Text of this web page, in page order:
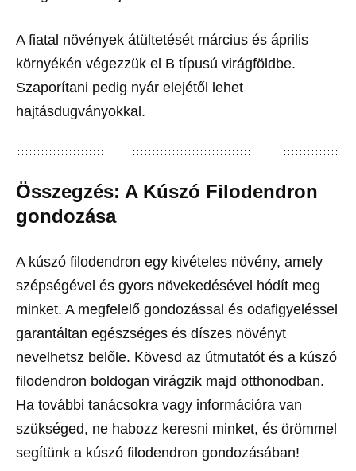
A fiatal növények átültetését március és április
környékén végezzük el B típusú virágföldbe.
Szaporítani pedig nyár elejétől lehet
hajtásdugványokkal.
Összegzés: A Kúszó Filodendron
gondozása
A kúszó filodendron egy kivételes növény, amely
szépségével és gyors növekedésével hódít meg
minket. A megfelelő gondozással és odafigyeléssel
garantáltan egészséges és díszes növényt
nevelhetsz belőle. Kövesd az útmutatót és a kúszó
filodendron boldogan virágzik majd otthonodban.
Ha további tanácsokra vagy információra van
szükséged, ne habozz keresni minket, és örömmel
segítünk a kúszó filodendron gondozásában!